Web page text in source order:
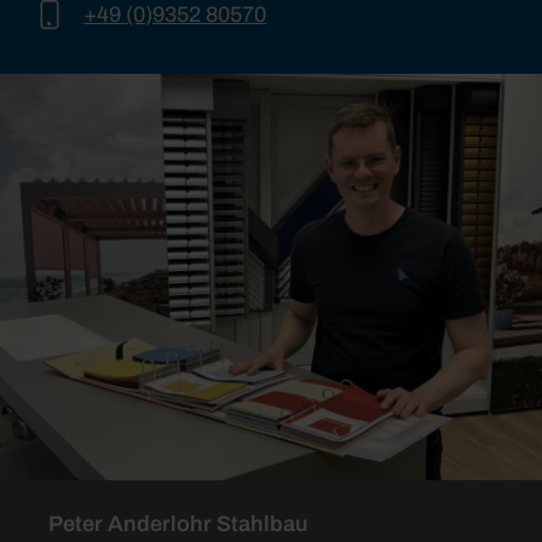
+49 (0)9352 80570
Peter Anderlohr Stahlbau